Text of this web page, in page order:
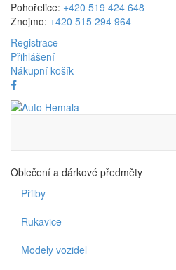
Pohořelice: +420 519 424 648
Znojmo: +420 515 294 964
Registrace
Přihlášení
Nákupní košík
Oblečení a dárkové předměty
Přilby
Rukavice
Modely vozidel